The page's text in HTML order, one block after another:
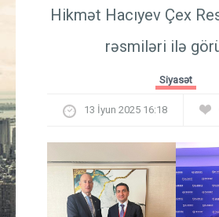
Hikmət Hacıyev Çex
rəsmiləri ilə
Siyasət
13 İyun 2025 16:18